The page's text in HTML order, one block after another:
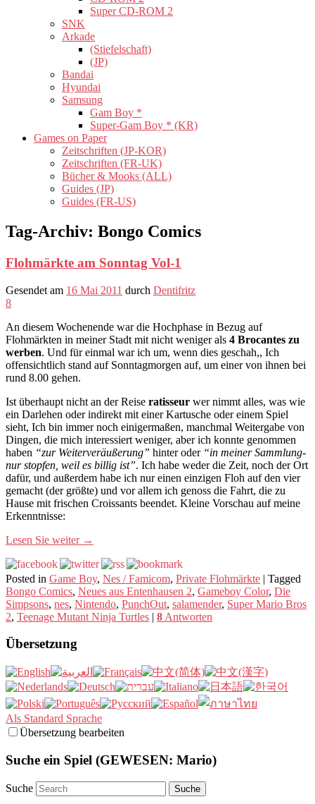
Super CD-ROM 2
SNK
Arkade
(Stiefelschaft)
(JP)
Bandai
Hyundai
Samsung
Gam Boy *
Super-Gam Boy * (KR)
Games on Paper
Zeitschriften (JP-KOR)
Zeitschriften (FR-UK)
Bücher & Mooks (ALL)
Guides (JP)
Guides (FR-US)
Tag-Archiv: Bongo Comics
Flohmärkte am Sonntag Vol-1
Gesendet am 16 Mai 2011 durch Dentifritz
8
An diesem Wochenende war die Hochphase in Bezug auf
Flohmärkten in meiner Stadt mit nicht weniger als 4 Brocantes zu
werben. Und für einmal war ich um, wenn dies geschah,, Ich
offensichtlich stand auf Sonntagmorgen auf, um einer von ihnen bei
rund 8.00 gehen.
Ist überhaupt nicht an der Reise ratisseur wer nimmt alles, was wie
ein Darlehen oder indirekt mit einer Kartusche oder einem Spiel
sieht, Ich bin immer noch einigermaßen, manchmal Weitergabe von
Dingen, die mich interessiert weniger, aber ich konnte genommen
haben “zur Weiterveräußerung” hinter oder “in meiner Sammlung-
nur stopfen, weil es billig ist”. Ich habe weder die Zeit, noch der Ort
dafür, und außerdem habe ich nur einen einzigen Floh auf den vier
gemacht (der größte) und vor allem ich genoss die Fahrt, die zu
Hause mit frischen Croissants beendet. Kleine Vorschau auf meine
Erkenntnisse:
Lesen Sie weiter →
Posted in Game Boy, Nes / Famicom, Private Flohmärkte | Tagged
Bongo Comics, Neues aus Entenhausen 2, Gameboy Color, Die
Simpsons, nes, Nintendo, PunchOut, salamender, Super Mario Bros
2, Teenage Mutant Ninja Turtles | 8 Antworten
Übersetzung
Als Standard Sprache
Übersetzung bearbeiten
Suche ein Spiel (GEWESEN: Mario)
Suche